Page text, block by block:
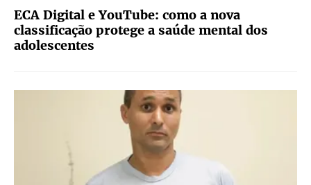
ECA Digital e YouTube: como a nova
classificação protege a saúde mental dos
adolescentes